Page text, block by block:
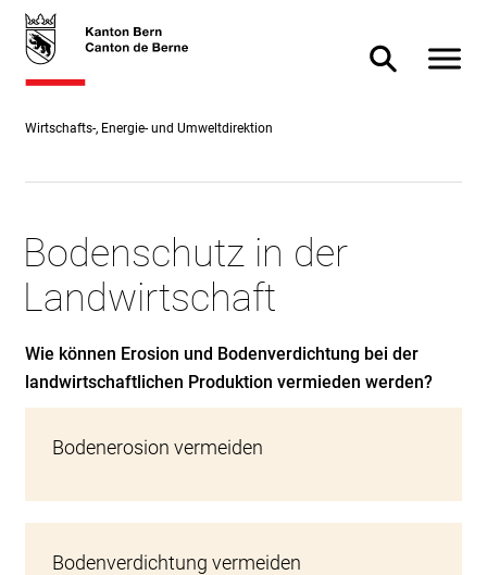
Direkt
zum
Inhalt
skiplink.toNavigation
skiplink.toStartPage
Direkt
Suche
Wirtschafts-, Energie- und Umweltdirektion
Suche ein-
Bodenschutz in der
Landwirtschaft
Wie können Erosion und Bodenverdichtung bei der
landwirtschaftlichen Produktion vermieden werden?
Bodenerosion vermeiden
Bodenverdichtung vermeiden